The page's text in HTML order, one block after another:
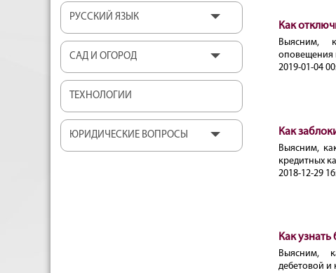
РУССКИЙ ЯЗЫК
САД И ОГОРОД
ТЕХНОЛОГИИ
ЮРИДИЧЕСКИЕ ВОПРОСЫ
Как
Выясним,
оповещения
2019-01-04
Как
Выясним,
кредитных
2018-12-29
Как
Выясним,
дебетовой и